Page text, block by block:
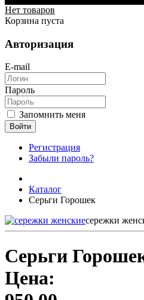
Нет товаров
Корзина пуста
Авторизация
E-mail
Пароль
Запомнить меня
Войти
Регистрация
Забыли пароль?
Каталог
Серьги Горошек
сережки
Серьги
Цена: